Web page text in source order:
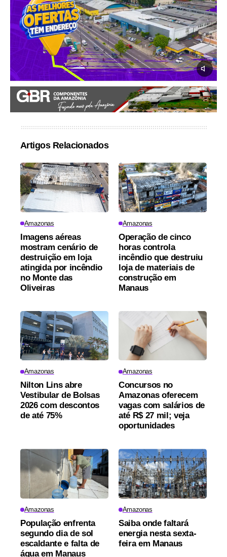
Artigos Relacionados
Amazonas
Imagens aéreas
mostram cenário de
destruição em loja
atingida por incêndio
no Monte das
Oliveiras
Amazonas
Operação de cinco
horas controla
incêndio que destruiu
loja de materiais de
construção em
Manaus
Amazonas
Nilton Lins abre
Vestibular de Bolsas
2026 com descontos
de até 75%
Amazonas
Concursos no
Amazonas oferecem
vagas com salários de
até R$ 27 mil; veja
oportunidades
Amazonas
População enfrenta
segundo dia de sol
escaldante e falta de
água em Manaus
Amazonas
Saiba onde faltará
energia nesta sexta-
feira em Manaus